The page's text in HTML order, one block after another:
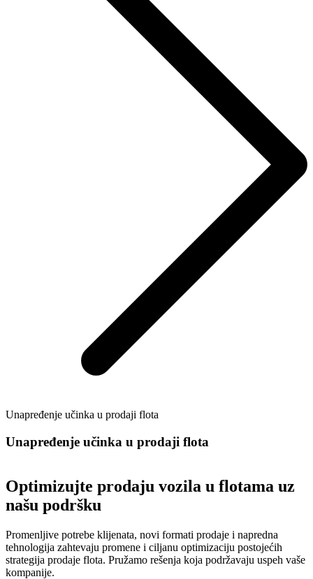
Unapređenje učinka u prodaji flota
Unapređenje učinka u prodaji flota
Optimizujte prodaju vozila u flotama uz
našu podršku
Promenljive potrebe klijenata, novi formati prodaje i napredna
tehnologija zahtevaju promene i ciljanu optimizaciju postojećih
strategija prodaje flota. Pružamo rešenja koja podržavaju uspeh vaše
kompanije.